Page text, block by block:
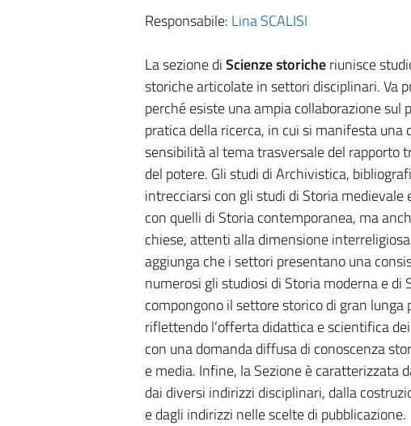
Responsabile: Lina SCALISI
La sezione diScienze storicheriunisce
storiche articolate in settori disciplinari. Va
perché esiste una ampia collaborazione
pratica della ricerca, in cui si manifesta
sensibilità al tema trasversale del rapporto
del potere. Gli studi di Archivistica,
intrecciarsi con gli studi di Storia
con quelli di Storia contemporanea, ma
chiese, attenti alla dimensione
aggiunga che i settori presentano una
numerosi gli studiosi di Storia moderna e
compongono il settore storico di gran
riflettendo l’offerta didattica e scientifica
con una domanda diffusa di conoscenza
e media. Infine, la Sezione è caratterizzata
dai diversi indirizzi disciplinari, dalla
e dagli indirizzi nelle scelte di pubblicazione.